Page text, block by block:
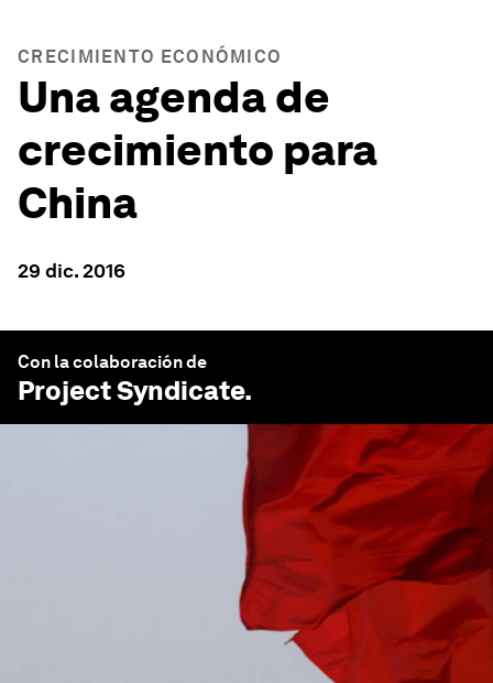
CRECIMIENTO ECONÓMICO
Una agenda de
crecimiento para
China
29 dic. 2016
Con la colaboración de
Project Syndicate.